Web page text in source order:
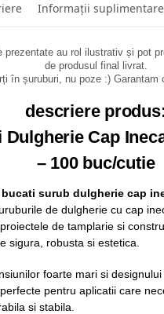
Informații suplimentare
prezentate au rol ilustrativ și pot
de produsul final livrat.
în șuruburi, nu poze :) Garantam
descriere
Cap
– 100 buc/cutie
surub dulgherie cap
de dulgherie cu cap
de tamplarie si
sigura, robusta si estetica.
foarte mari si
pentru aplicatii care
si stabila.